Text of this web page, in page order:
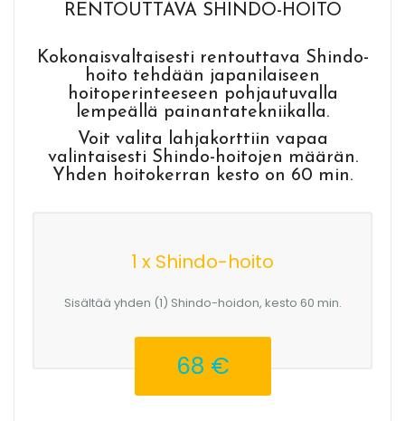
RENTOUTTAVA SHINDO-HOITO
Kokonaisvaltaisesti rentouttava Shindo-
hoito tehdään japanilaiseen
hoitoperinteeseen pohjautuvalla
lempeällä painantatekniikalla.
Voit valita lahjakorttiin vapaa
valintaisesti Shindo-hoitojen määrän.
Yhden hoitokerran kesto on 60 min.
1 x Shindo-hoito
Sisältää yhden (1) Shindo-hoidon, kesto 60 min.
68 €